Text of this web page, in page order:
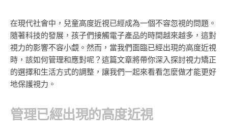
在現代社會中，兒童高度近視已經成為一個不容忽視的問題。
隨著科技的發展，孩子們接觸電子產品的時間越來越多，這對
視力的影響不容小覷。然而，當我們面臨已經出現的高度近視
時，該如何管理和應對呢？這篇文章將帶你深入探討視力矯正
的選擇和生活方式的調整，讓我們一起來看看怎麼做才能更好
地保護視力。
管理已經出現的高度近視